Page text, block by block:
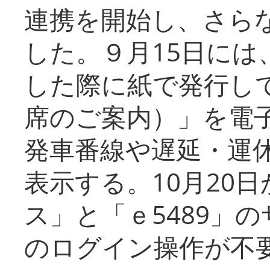
連携を開始し、さら
した。９月15日に
した際に紙で発行し
席のご案内）」を電
発車番線や遅延・運
表示する。10月20
ス」と「ｅ5489」
のログイン操作が不